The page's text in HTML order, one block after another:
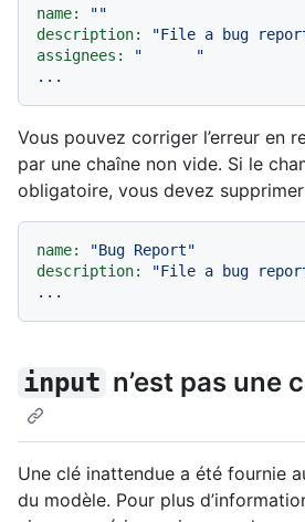
name:
""
description:
"File a bug
assignees:
"      "
...
Vous pouvez corriger l’erreur en
par une chaîne non vide. Si le
obligatoire, vous devez
name:
"Bug Report"
description:
"File a bug
...
input n’est pas une
Une clé inattendue a été fournie
du modèle. Pour plus